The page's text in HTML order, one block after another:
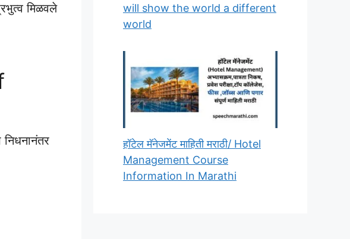
मिळवले
निधनानंतर
will show the world a different
world
हॉटेल मॅनेजमेंट माहिती मराठी/ Hotel
Management Course
Information In Marathi